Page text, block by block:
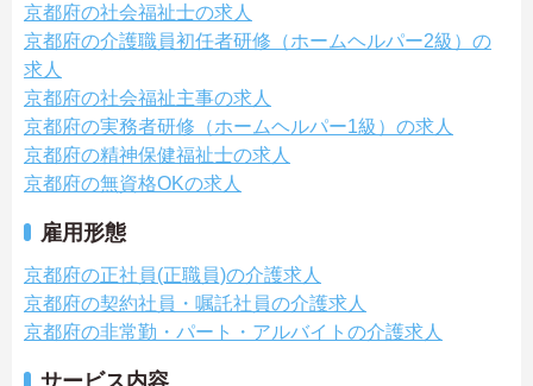
京都府の社会福祉士の求人
京都府の介護職員初任者研修（ホームヘルパー2級）の
求人
京都府の社会福祉主事の求人
京都府の実務者研修（ホームヘルパー1級）の求人
京都府の精神保健福祉士の求人
京都府の無資格OKの求人
雇用形態
京都府の正社員(正職員)の介護求人
京都府の契約社員・嘱託社員の介護求人
京都府の非常勤・パート・アルバイトの介護求人
サービス内容